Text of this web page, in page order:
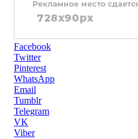
Facebook
Twitter
Pinterest
WhatsApp
Email
Tumblr
Telegram
VK
Viber